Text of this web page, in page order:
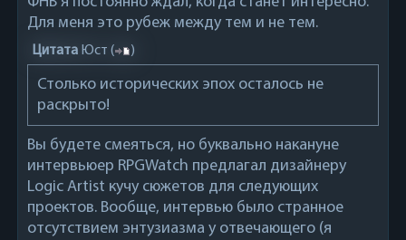
Для меня это рубеж между тем и не тем.
Цитата Юст ( )
Столько исторических эпох осталось не
раскрыто!
Вы будете смеяться, но буквально накануне
интервьюер RPGWatch предлагал дизайнеру
Logic Artist кучу сюжетов для следующих
проектов. Вообще, интервью было странное
отсутствием энтузиазма у отвечающего (я